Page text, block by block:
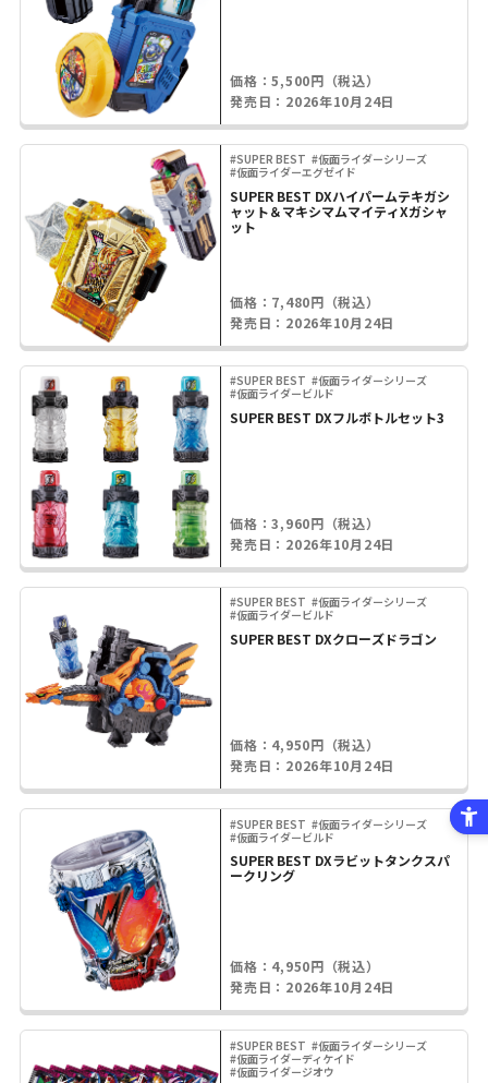
価格：5,500円（税込）
発売日：2026年10月24日
#SUPER BEST #仮面ライダーシリーズ
#仮面ライダーエグゼイド
SUPER BEST DXハイパームテキガシ
ャット＆マキシマムマイティXガシャ
ット
価格：7,480円（税込）
発売日：2026年10月24日
#SUPER BEST #仮面ライダーシリーズ
#仮面ライダービルド
SUPER BEST DXフルボトルセット3
価格：3,960円（税込）
発売日：2026年10月24日
#SUPER BEST #仮面ライダーシリーズ
#仮面ライダービルド
SUPER BEST DXクローズドラゴン
価格：4,950円（税込）
発売日：2026年10月24日
#SUPER BEST #仮面ライダーシリーズ
#仮面ライダービルド
SUPER BEST DXラビットタンクスパ
ークリング
価格：4,950円（税込）
発売日：2026年10月24日
#SUPER BEST #仮面ライダーシリーズ
#仮面ライダーディケイド
#仮面ライダージオウ